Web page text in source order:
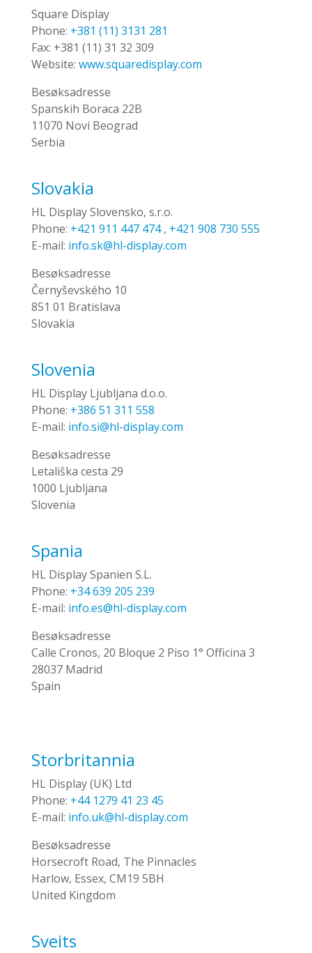
Square Display
Phone: +381 (11) 3131 281
Fax: +381 (11) 31 32 309
Website: www.squaredisplay.com
Besøksadresse
Spanskih Boraca 22B
11070 Novi Beograd
Serbia
Slovakia
HL Display Slovensko, s.r.o.
Phone: +421 911 447 474 , +421 908 730 555
E-mail: info.sk@hl-display.com
Besøksadresse
Černyševského 10
851 01 Bratislava
Slovakia
Slovenia
HL Display Ljubljana d.o.o.
Phone: +386 51 311 558
E-mail: info.si@hl-display.com
Besøksadresse
Letališka cesta 29
1000 Ljubljana
Slovenia
Spania
HL Display Spanien S.L.
Phone: +34 639 205 239
E-mail: info.es@hl-display.com
Besøksadresse
Calle Cronos, 20 Bloque 2 Piso 1° Officina 3
28037 Madrid
Spain
Storbritannia
HL Display (UK) Ltd
Phone: +44 1279 41 23 45
E-mail: info.uk@hl-display.com
Besøksadresse
Horsecroft Road, The Pinnacles
Harlow, Essex, CM19 5BH
United Kingdom
Sveits